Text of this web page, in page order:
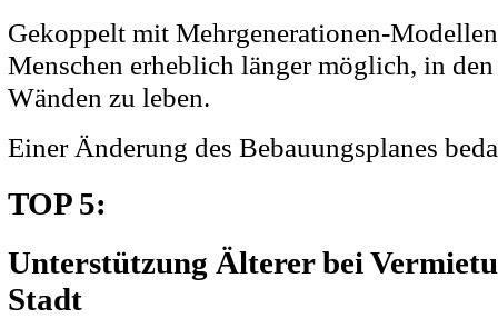
Gekoppelt mit Mehrgenerationen-
Menschen erheblich länger möglich, in
Wänden zu leben.
Einer Änderung des Bebauungsplanes
TOP 5:
Unterstützung Älterer bei
Stadt